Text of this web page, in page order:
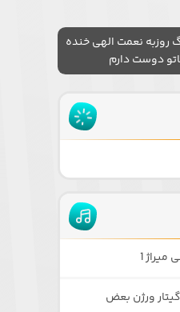
روزبه نعمت الهی خنده
دوست دارم
1
ورژن بعض